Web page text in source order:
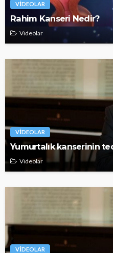
VIDEOLAR
Rahim Kanseri Nedir?
Videolar
VIDEOLAR
Yumurtalık kanserinin
Videolar
VIDEOLAR